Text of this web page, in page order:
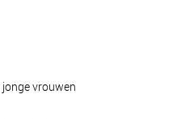
vrouwen